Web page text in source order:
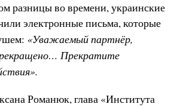
разницы во времени, украинские
электронные письма, которые
«Уважаемый партнёр,
Прекратите
Романюк, глава «Института